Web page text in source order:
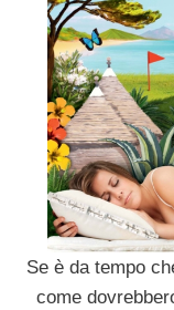
Se è da tempo
come